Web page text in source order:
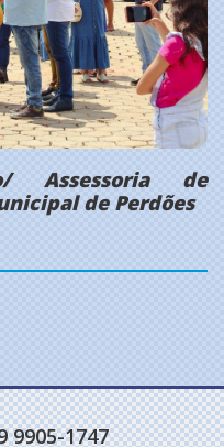
Assessoria de
de Perdões
9905-1747